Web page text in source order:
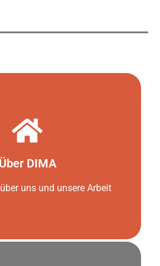
Über DIMA
uns und unsere Arbeit
zu Über DIMA